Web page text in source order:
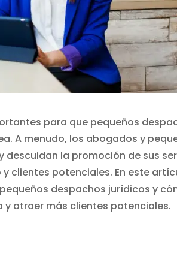
para que pequeños
A menudo, los abogados y
la promoción de sus
clientes potenciales. En este
despachos jurídicos y
atraer más clientes potenciales.